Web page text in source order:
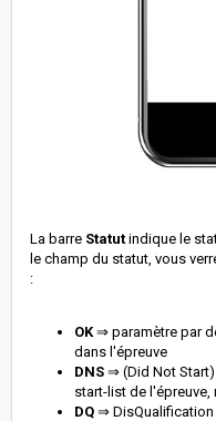
La barre Statut indique le
le champ du statut, vous
:
OK ⇒ paramètre par
dans l'épreuve
DNS ⇒ (Did Not Start)
start-list de
DQ ⇒